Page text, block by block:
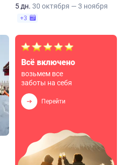
5 дн. 30 октября — 3 ноября
+3
Всё включено
возьмем все
заботы на себя
Перейти